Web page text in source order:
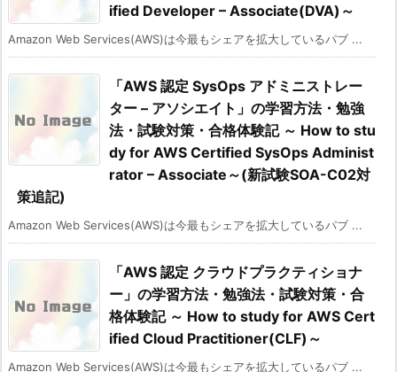
ified Developer – Associate(DVA)～
Amazon Web Services(AWS)は今最もシェアを拡大しているパブ ...
「AWS 認定 SysOps アドミニストレー
ター – アソシエイト」の学習方法・勉強
法・試験対策・合格体験記 ～ How to stu
dy for AWS Certified SysOps Administ
rator – Associate～(新試験SOA-C02対
策追記)
Amazon Web Services(AWS)は今最もシェアを拡大しているパブ ...
「AWS 認定 クラウドプラクティショナ
ー」の学習方法・勉強法・試験対策・合
格体験記 ～ How to study for AWS Cert
ified Cloud Practitioner(CLF)～
Amazon Web Services(AWS)は今最もシェアを拡大しているパブ ...